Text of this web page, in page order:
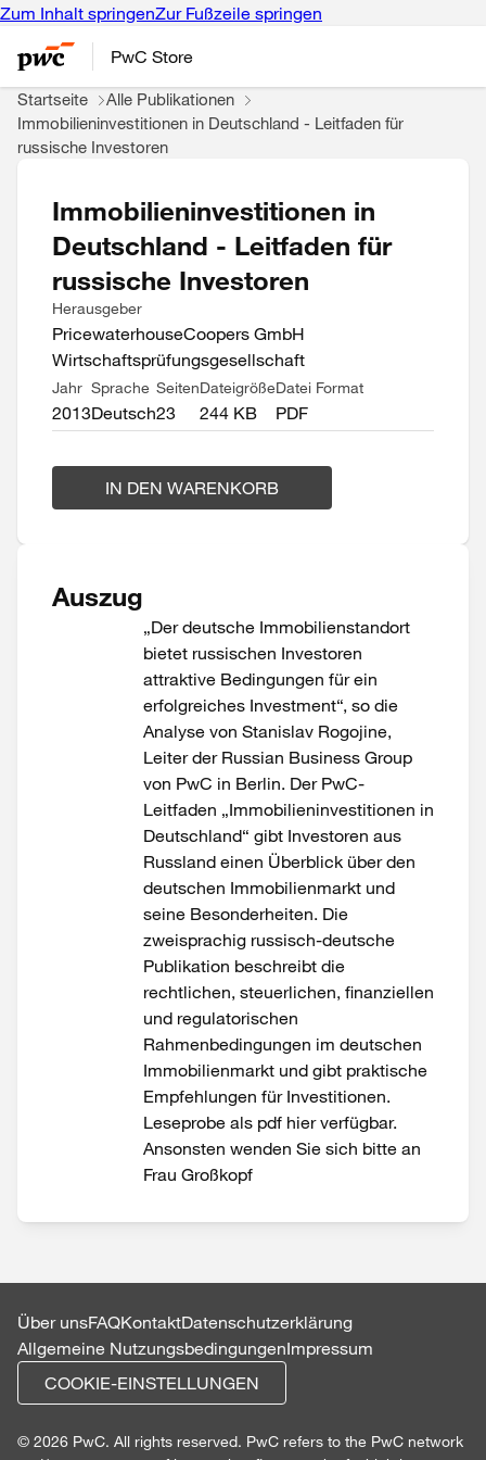
Zum Inhalt springenZur Fußzeile springen
PwC Store
Startseite
Alle Publikationen
Immobilieninvestitionen in Deutschland - Leitfaden für
russische Investoren
Immobilieninvestitionen in
Deutschland - Leitfaden für
russische Investoren
Herausgeber
PricewaterhouseCoopers GmbH
Wirtschaftsprüfungsgesellschaft
Jahr
2013
Sprache
Deutsch
Seiten
23
Dateigröße
244 KB
Datei Format
PDF
IN DEN WARENKORB
Auszug
„Der deutsche Immobilienstandort
bietet russischen Investoren
attraktive Bedingungen für ein
erfolgreiches Investment“, so die
Analyse von Stanislav Rogojine,
Leiter der Russian Business Group
von PwC in Berlin. Der PwC-
Leitfaden „Immobilieninvestitionen in
Deutschland“ gibt Investoren aus
Russland einen Überblick über den
deutschen Immobilienmarkt und
seine Besonderheiten. Die
zweisprachig russisch-deutsche
Publikation beschreibt die
rechtlichen, steuerlichen, finanziellen
und regulatorischen
Rahmenbedingungen im deutschen
Immobilienmarkt und gibt praktische
Empfehlungen für Investitionen.
Leseprobe als pdf hier verfügbar.
Ansonsten wenden Sie sich bitte an
Frau Großkopf
Über unsFAQKontaktDatenschutzerklärung
Allgemeine NutzungsbedingungenImpressum
COOKIE-EINSTELLUNGEN
© 2026 PwC. All rights reserved. PwC refers to the PwC network